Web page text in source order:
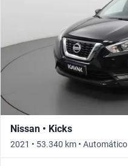
Nissan • Kicks
2021 • 53.340 km • Automático